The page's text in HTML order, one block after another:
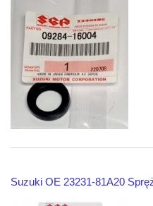
Suzuki OE 23231-81A20